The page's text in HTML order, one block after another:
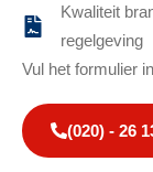
Kwaliteit
regelgeving
Vul het formulier
(020) - 26